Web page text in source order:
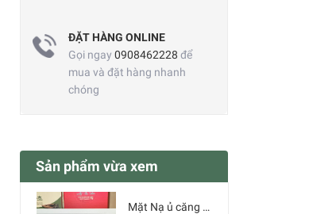
ĐẶT HÀNG ONLINE
Gọi ngay 0908462228 để
mua và đặt hàng nhanh
chóng
Sản phẩm vừa xem
Mặt Nạ ủ căng bóng DERMACREW